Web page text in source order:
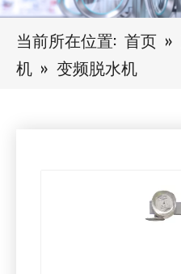
当前所在位置: 首页 »
机 » 变频脱水机